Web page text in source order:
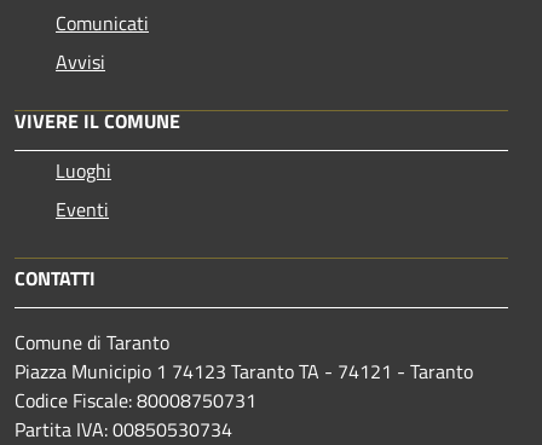
Comunicati
Avvisi
VIVERE IL COMUNE
Luoghi
Eventi
CONTATTI
Comune di Taranto
Piazza Municipio 1 74123 Taranto TA - 74121 - Taranto
Codice Fiscale: 80008750731
Partita IVA: 00850530734